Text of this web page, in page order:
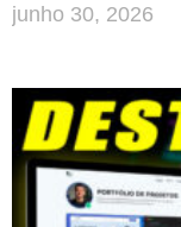
junho 30, 2026